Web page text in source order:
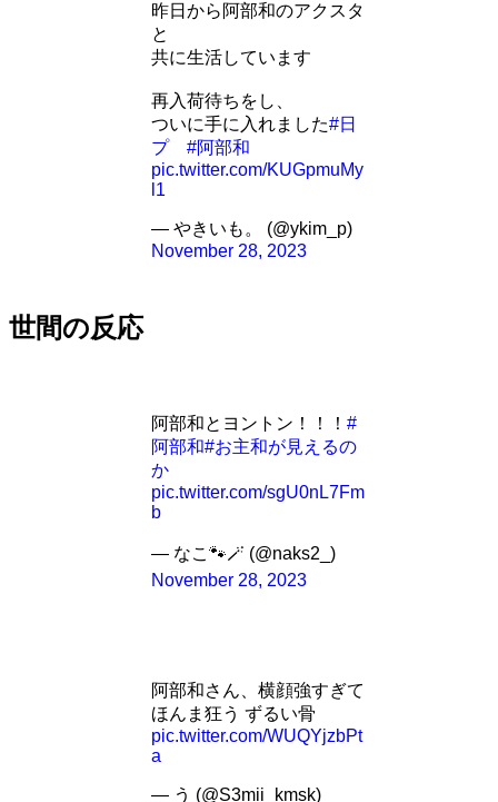
昨日から阿部和のアクスタ
と
共に生活しています
再入荷待ちをし、
ついに手に入れました#日
プ
#阿部和
pic.twitter.com/KUGpmuMy
l1
— やきいも。 (@ykim_p)
November 28, 2023
世間の反応
阿部和とヨントン！！！ #
阿部和#お主和が見えるの
か
pic.twitter.com/sgU0nL7Fm
b
— なこ🐾🪄︎︎ (@naks2_)
November 28, 2023
阿部和さん、横顔強すぎて
ほんま狂う ずるい骨
pic.twitter.com/WUQYjzbPt
a
— う (@S3mii_kmsk)